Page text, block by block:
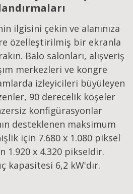
ilgisini çekin ve alanınıza
özelleştirilmiş bir ekranla
Balo salonları, alışveriş
merkezleri ve kongre
izleyicileri büyüleyen
90 derecelik köşeler
konfigürasyonlar
desteklenen maksimum
için 7.680 x 1.080 piksel
1.920 x 4.320 pikseldir.
kapasitesi 6,2 kW'dır.